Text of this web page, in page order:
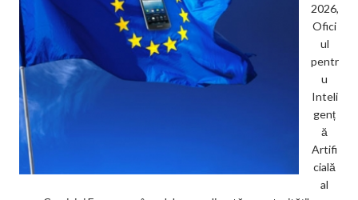
2026,
Ofici
ul
pentr
u
Inteli
genț
ă
Artifi
cială
al